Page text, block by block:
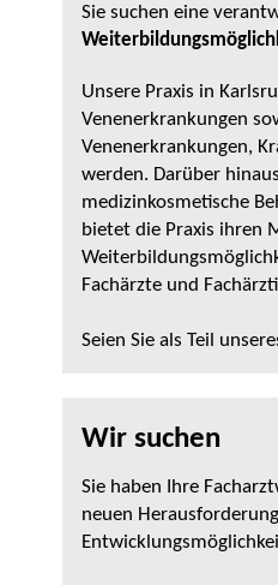
Sie suchen eine
Unsere Praxis in
Venenerkrankungen
Venenerkrankungen,
werden. Darüber
medizinkosmetische
bietet die Praxis ihren
Fachärzte und
Seien Sie als Teil
Wir suchen
Sie haben Ihre
neuen